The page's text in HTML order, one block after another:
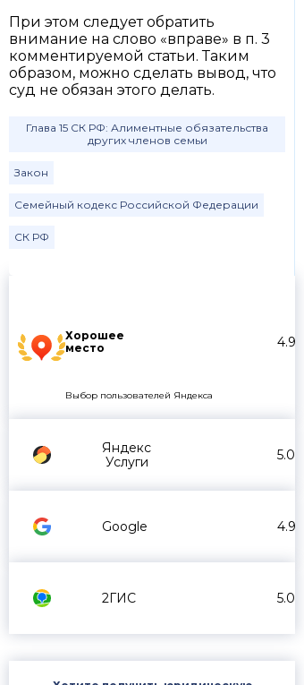
Хорошее
место
4.9
Выбор пользователей Яндекса
Яндекс
Услуги
5.0
Google 4.9
2ГИС 5.0
При этом следует обратить
внимание на слово «вправе» в п. 3
комментируемой статьи. Таким
образом, можно сделать вывод, что
суд не обязан этого делать.
Глава 15 СК РФ: Алиментные обязательства
других членов семьи
Закон
Семейный кодекс Российской Федерации
СК РФ